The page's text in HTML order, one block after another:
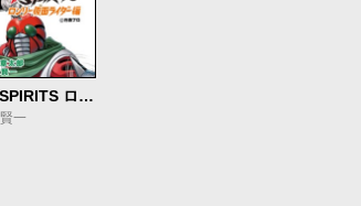
新仮面ライダーSPIRITS ロンリー仮面ライダー編
一